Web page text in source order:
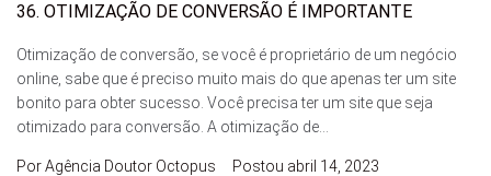
36. OTIMIZAÇÃO DE CONVERSÃO É IMPORTANTE
Otimização de conversão, se você é proprietário de um negócio
online, sabe que é preciso muito mais do que apenas ter um site
bonito para obter sucesso. Você precisa ter um site que seja
otimizado para conversão. A otimização de...
PorAgência Doutor Octopus Postou abril 14, 2023